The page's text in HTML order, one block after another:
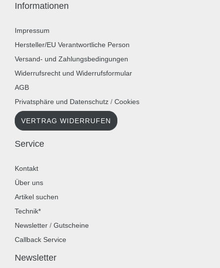
Informationen
Impressum
Hersteller/EU Verantwortliche Person
Versand- und Zahlungsbedingungen
Widerrufsrecht und Widerrufsformular
AGB
Privatsphäre und Datenschutz / Cookies
VERTRAG WIDERRUFEN
Service
Kontakt
Über uns
Artikel suchen
Technik*
Newsletter / Gutscheine
Callback Service
Newsletter